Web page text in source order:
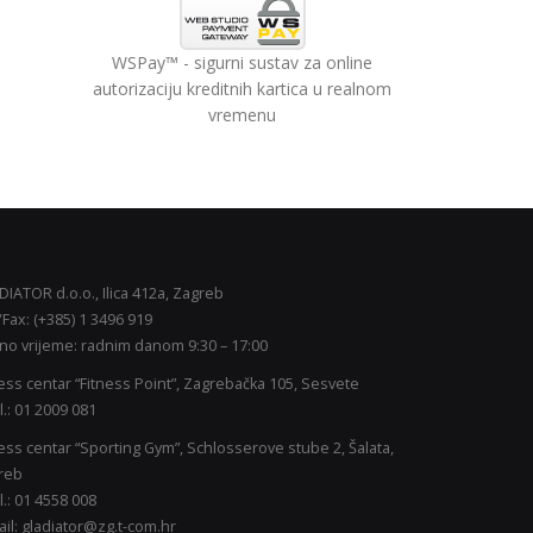
WSPay™ - sigurni sustav za online
autorizaciju kreditnih kartica u realnom
vremenu
i
d.o.o., Ilica 412a, Zagreb
(+385) 1 3496 919
vrijeme: radnim danom 9:30 – 17:00
centar “Fitness Point”, Zagrebačka 105, Sesvete
01 2009 081
centar “Sporting Gym”, Schlosserove stube 2, Šalata,
01 4558 008
gladiator@zg.t-com.hr